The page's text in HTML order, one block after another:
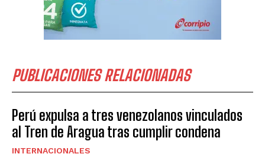
PUBLICACIONES RELACIONADAS
Perú expulsa a tres venezolanos vinculados
al Tren de Aragua tras cumplir condena
INTERNACIONALES